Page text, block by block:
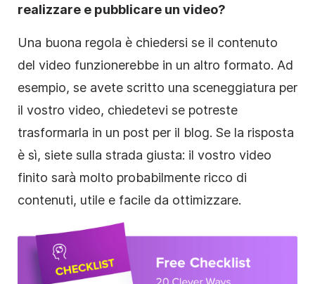
realizzare e pubblicare un video?
Una buona regola è chiedersi se il contenuto
del video funzionerebbe in un altro formato. Ad
esempio, se avete scritto una sceneggiatura per
il vostro video, chiedetevi se potreste
trasformarla in un post per il blog. Se la risposta
è sì, siete sulla strada giusta: il vostro video
finito sarà molto probabilmente ricco di
contenuti, utile e facile da ottimizzare.